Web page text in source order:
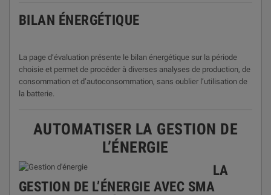
BILAN ÉNERGÉTIQUE
La page d’évaluation présente le bilan énergétique sur la période
choisie et permet de procéder à diverses analyses de production, de
consommation et d’autoconsommation, sans oublier l’utilisation de
la batterie.
AUTOMATISER LA GESTION DE
L’ÉNERGIE
LA
GESTION DE L’ÉNERGIE AVEC SMA